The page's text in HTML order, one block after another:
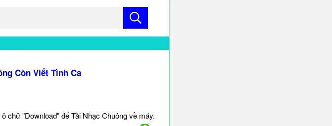
Còn Viết Tình Ca
chữ "Download" để Tải Nhạc Chuông về máy.